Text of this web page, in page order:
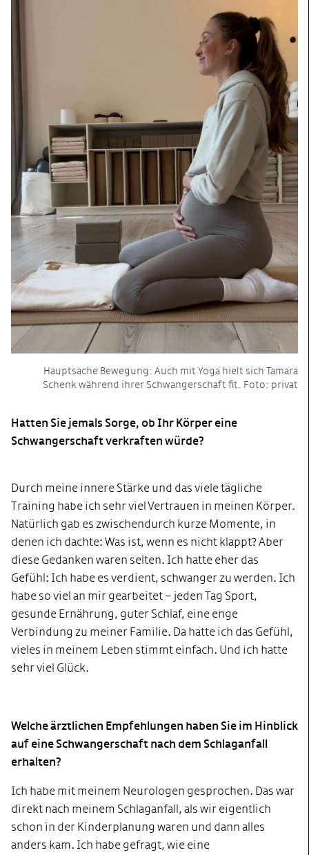
Hauptsache Bewegung: Auch mit Yoga hielt sich Tamara
Schenk während ihrer Schwangerschaft fit. Foto: privat
Hatten Sie jemals Sorge, ob Ihr Körper eine
Schwangerschaft verkraften würde?
Durch meine innere Stärke und das viele tägliche
Training habe ich sehr viel Vertrauen in meinen Körper.
Natürlich gab es zwischendurch kurze Momente, in
denen ich dachte: Was ist, wenn es nicht klappt? Aber
diese Gedanken waren selten. Ich hatte eher das
Gefühl: Ich habe es verdient, schwanger zu werden. Ich
habe so viel an mir gearbeitet – jeden Tag Sport,
gesunde Ernährung, guter Schlaf, eine enge
Verbindung zu meiner Familie. Da hatte ich das Gefühl,
vieles in meinem Leben stimmt einfach. Und ich hatte
sehr viel Glück.
Welche ärztlichen Empfehlungen haben Sie im Hinblick
auf eine Schwangerschaft nach dem Schlaganfall
erhalten?
Ich habe mit meinem Neurologen gesprochen. Das war
direkt nach meinem Schlaganfall, als wir eigentlich
schon in der Kinderplanung waren und dann alles
anders kam. Ich habe gefragt, wie eine